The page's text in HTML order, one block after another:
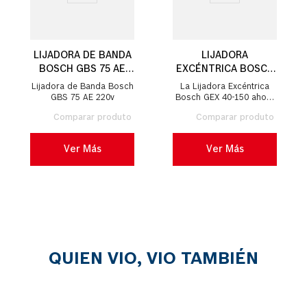
LIJADORA DE BANDA
BOSCH GBS 75 AE
750W
Lijadora de Banda Bosch
GBS 75 AE 220v
Ver Más
LIJADORA
EXCÉNTRICA BOSCH
GEX 40-150, 400W
La Lijadora Excéntrica
Bosch GEX 40-150 ahora
múltiples orificios para
Ver Más
QUIEN VIO, VIO TAMBIÉN